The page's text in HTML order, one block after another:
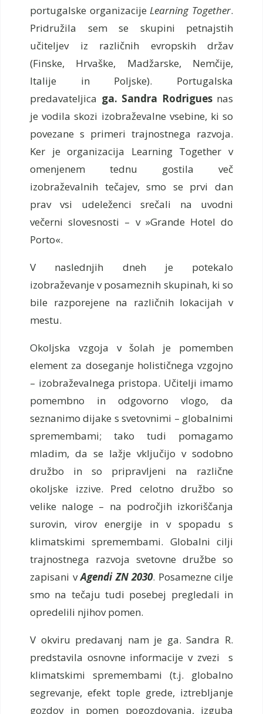
portugalske organizacije Learning Together.
Pridružila sem se skupini petnajstih
učiteljev iz različnih evropskih držav
(Finske, Hrvaške, Madžarske, Nemčije,
Italije in Poljske). Portugalska
predavateljica ga. Sandra Rodriguesnas
je vodila skozi izobraževalne vsebine, ki so
povezane s primeri trajnostnega razvoja.
Ker je organizacija Learning Together v
omenjenem tednu gostila več
izobraževalnih tečajev, smo se prvi dan
prav vsi udeleženci srečali na uvodni
večerni slovesnosti – v »Grande Hotel do
Porto«.
V naslednjih dneh je potekalo
izobraževanje v posameznih skupinah, ki so
bile razporejene na različnih lokacijah v
mestu.
Okoljska vzgoja v šolah je pomemben
element za doseganje holističnega vzgojno
– izobraževalnega pristopa. Učitelji imamo
pomembno in odgovorno vlogo, da
seznanimo dijake s svetovnimi – globalnimi
spremembami; tako tudi pomagamo
mladim, da se lažje vključijo v sodobno
družbo in so pripravljeni na različne
okoljske izzive. Pred celotno družbo so
velike naloge – na področjih izkoriščanja
surovin, virov energije in v spopadu s
klimatskimi spremembami. Globalni cilji
trajnostnega razvoja svetovne družbe so
zapisani vAgendi ZN 2030. Posamezne cilje
smo na tečaju tudi posebej pregledali in
opredelili njihov pomen.
V okviru predavanj nam je ga. Sandra R.
predstavila osnovne informacije v zvezi s
klimatskimi spremembami (t.j. globalno
segrevanje, efekt tople grede, iztrebljanje
gozdov in pomen pogozdovanja, izguba